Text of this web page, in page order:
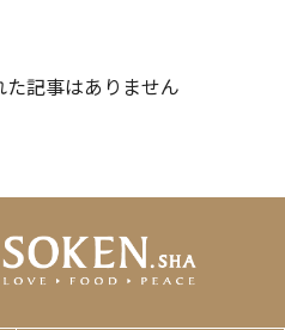
た記事はありません